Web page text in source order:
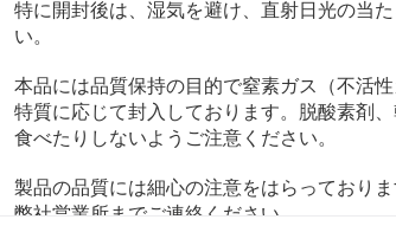
特に開封後は、湿気を避け、直射日光の当
い。
本品には品質保持の目的で窒素ガス（不活
特質に応じて封入しております。脱酸素剤
食べたりしないようご注意ください。
製品の品質には細心の注意をはらっており
弊社営業所までご連絡ください。